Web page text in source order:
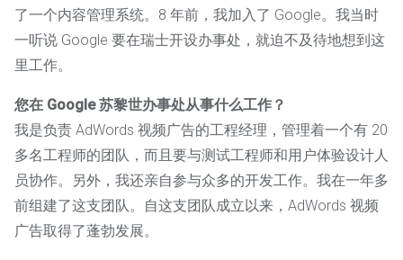
了一个内容管理系统。8 年前，我加入了 Google。我当时
一听说 Google 要在瑞士开设办事处，就迫不及待地想到这
里工作。
您在 Google 苏黎世办事处从事什么工作？
我是负责 AdWords 视频广告的工程经理，管理着一个有 20
多名工程师的团队，而且要与测试工程师和用户体验设计人
员协作。另外，我还亲自参与众多的开发工作。我在一年多
前组建了这支团队。自这支团队成立以来，AdWords 视频
广告取得了蓬勃发展。